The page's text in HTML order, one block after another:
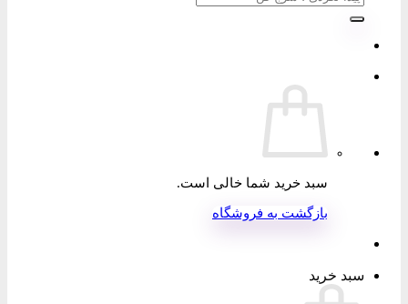
سبد خرید شما خالی است.
بازگشت به فروشگاه
سبد خرید